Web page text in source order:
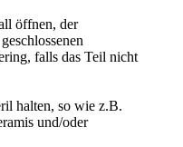
öffnen, der
falls das Teil nicht
halten, so wie z.B.
und/oder